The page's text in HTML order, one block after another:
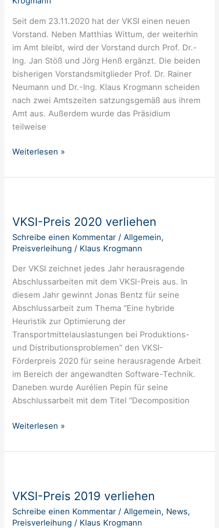
Seit dem 23.11.2020 hat der VKSI einen neuen
Vorstand. Neben Matthias Wittum, der weiterhin
im Amt bleibt, wird der Vorstand durch Prof. Dr.-
Ing. Jan Stöß und Jörg Henß ergänzt. Die beiden
bisherigen Vorstandsmitglieder Prof. Dr. Rainer
Neumann und Dr.-Ing. Klaus Krogmann scheiden
nach zwei Amtszeiten satzungsgemäß aus ihrem
Amt aus. Außerdem wurde das Präsidium
teilweise
Weiterlesen »
VKSI-Preis 2020 verliehen
Schreibe einen Kommentar / Allgemein,
Preisverleihung / Klaus Krogmann
Der VKSI zeichnet jedes Jahr herausragende
Abschlussarbeiten mit dem VKSI-Preis aus. In
diesem Jahr gewinnt Jonas Bentz für seine
Abschlussarbeit zum Thema “Eine hybride
Heuristik zur Optimierung der
Transportmittelauslastungen bei Produktions-
und Distributionsproblemen” den VKSI-
Förderpreis 2020 für seine herausragende Arbeit
im Bereich der angewandten Software-Technik.
Daneben wurde Aurélien Pepin für seine
Abschlussarbeit mit dem Titel “Decomposition
2020
verliehen
Weiterlesen »
VKSI-Preis 2019 verliehen
Schreibe einen Kommentar / Allgemein, News,
Preisverleihung / Klaus Krogmann
2019
verliehen